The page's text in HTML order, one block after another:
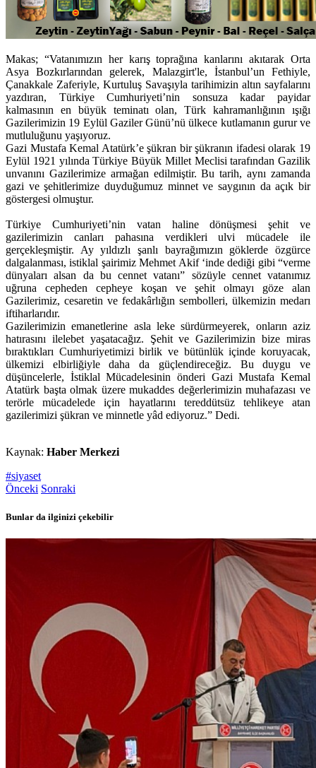
Makas; “Vatanımızın her karış toprağına kanlarını akıtarak Orta
Asya Bozkırlarından gelerek, Malazgirt'le, İstanbul’un Fethiyle,
Çanakkale Zaferiyle, Kurtuluş Savaşıyla tarihimizin altın sayfalarını
yazdıran, Türkiye Cumhuriyeti’nin sonsuza kadar payidar
kalmasının en büyük teminatı olan, Türk kahramanlığının ışığı
Gazilerimizin 19 Eylül Gaziler Günü’nü ülkece kutlamanın gurur ve
mutluluğunu yaşıyoruz.
Gazi Mustafa Kemal Atatürk’e şükran bir şükranın ifadesi olarak 19
Eylül 1921 yılında Türkiye Büyük Millet Meclisi tarafından Gazilik
unvanını Gazilerimize armağan edilmiştir. Bu tarih, aynı zamanda
gazi ve şehitlerimize duyduğumuz minnet ve saygının da açık bir
göstergesi olmuştur.
Türkiye Cumhuriyeti’nin vatan haline dönüşmesi şehit ve
gazilerimizin canları pahasına verdikleri ulvi mücadele ile
gerçekleşmiştir. Ay yıldızlı şanlı bayrağımızın göklerde özgürce
dalgalanması, istiklal şairimiz Mehmet Akif ‘inde dediği gibi “verme
dünyaları alsan da bu cennet vatanı” sözüyle cennet vatanımız
uğruna cepheden cepheye koşan ve şehit olmayı göze alan
Gazilerimiz, cesaretin ve fedakârlığın sembolleri, ülkemizin medarı
iftiharlarıdır.
Gazilerimizin emanetlerine asla leke sürdürmeyerek, onların aziz
hatırasını ilelebet yaşatacağız. Şehit ve Gazilerimizin bize miras
bıraktıkları Cumhuriyetimizi birlik ve bütünlük içinde koruyacak,
ülkemizi elbirliğiyle daha da güçlendireceğiz. Bu duygu ve
düşüncelerle, İstiklal Mücadelesinin önderi Gazi Mustafa Kemal
Atatürk başta olmak üzere mukaddes değerlerimizin muhafazası ve
terörle mücadelede için hayatlarını tereddütsüz tehlikeye atan
gazilerimizi şükran ve minnetle yâd ediyoruz.” Dedi.
Kaynak: Haber Merkezi
#siyaset
Önceki Sonraki
Bunlar da ilginizi çekebilir